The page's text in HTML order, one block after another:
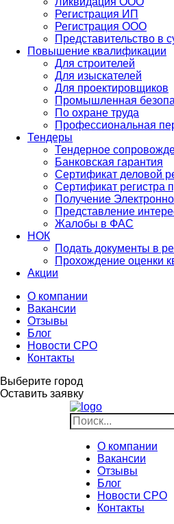
Регистрация ИП
Регистрация ООО
Представительство в
Повышение квалификации
Для строителей
Для изыскателей
Для проектировщиков
Промышленная
По охране труда
Профессиональная
Тендеры
Тендерное
Банковская гарантия
Сертификат деловой
Сертификат регистра
Получение
Представление
Жалобы в ФАС
НОК
Подать документы в
Прохождение оценки
Акции
О компании
Вакансии
Отзывы
Блог
Новости СРО
Контакты
Выберите город
Оставить заявку
О компании
Вакансии
Отзывы
Блог
Новости СРО
Контакты